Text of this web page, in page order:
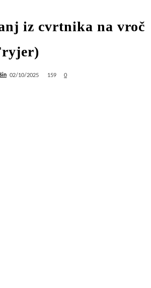
iz cvrtnika na vroč
02/10/2025 159 0